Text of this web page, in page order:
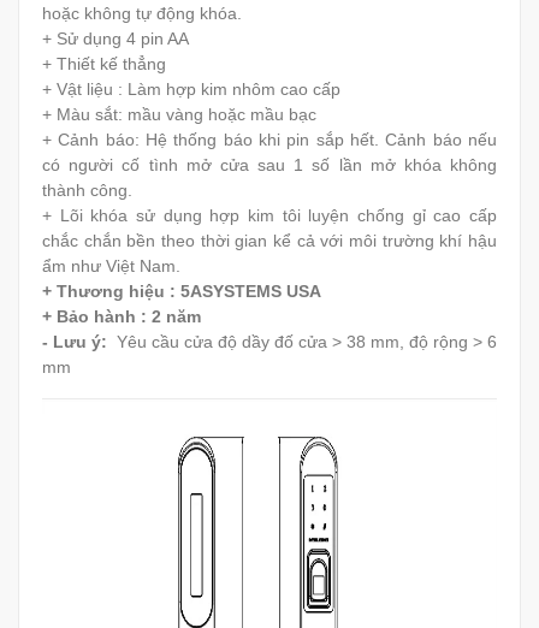
hoặc không tự động khóa.
+ Sử dụng 4 pin AA
+ Thiết kế thẳng
+ Vật liệu : Làm hợp kim nhôm cao cấp
+ Màu sắt: mầu vàng hoặc mầu bạc
+ Cảnh báo: Hệ thống báo khi pin sắp hết. Cảnh báo nếu
có người cố tình mở cửa sau 1 số lần mở khóa không
thành công.
+ Lõi khóa sử dụng hợp kim tôi luyện chống gỉ cao cấp
chắc chắn bền theo thời gian kể cả với môi trường khí hậu
ẩm như Việt Nam.
+ Thương hiệu : 5ASYSTEMS USA
+ Bảo hành : 2 năm
- Lưu ý: Yêu cầu cửa độ dầy đố cửa > 38 mm, độ rộng > 6
mm